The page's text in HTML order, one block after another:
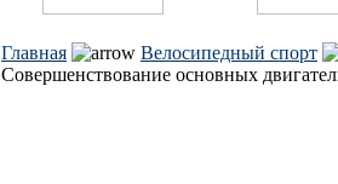
Главная
Велосипедный спорт
Совершенствование основных